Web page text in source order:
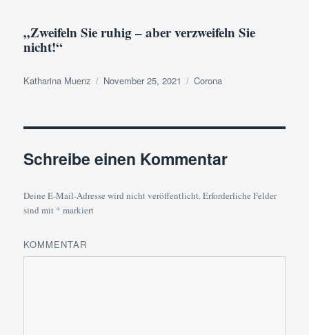
„Zweifeln Sie ruhig – aber verzweifeln Sie
nicht!“
Autor
Katharina Muenz
Veröffentlicht
November 25, 2021 Kategorien
Corona
Schreibe einen Kommentar
Deine E-Mail-Adresse wird nicht veröffentlicht.Erforderliche Felder
sind mit * markiert
KOMMENTAR